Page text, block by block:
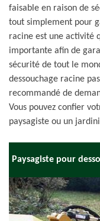
faisable en raison de
tout simplement pour
racine est une activité
importante afin de
sécurité de tout le
dessouchage racine
recommandé de
Vous pouvez confier
paysagiste ou un
Paysagiste pour